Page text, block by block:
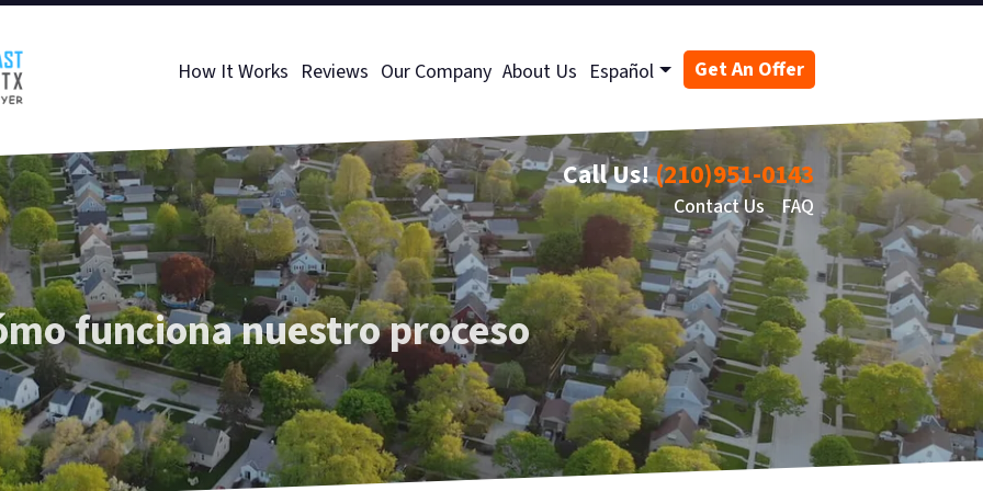
How It Works Reviews Our Company About Us Español Get An Offer
Call Us!(210)951-0143
Contact Us FAQ
funciona nuestro proceso